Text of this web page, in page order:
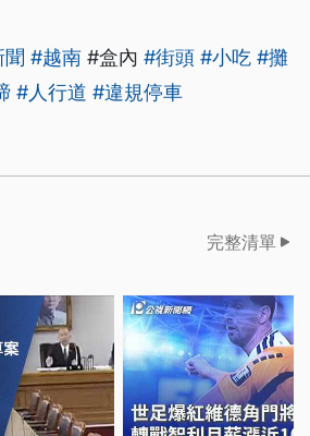
#越南 #盒內 #街頭 #小吃 #攤
#人行道 #違規停車
完整清單